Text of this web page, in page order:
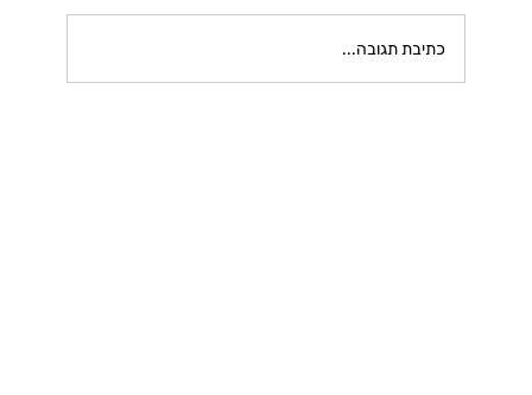
כתיבת תגובה...